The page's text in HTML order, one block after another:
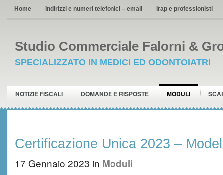
Home Indirizzi e numeri telefonici – email Irap e professionisti
Studio Commerciale Falorni &
SPECIALIZZATO IN MEDICI ED ODONTOIATRI
NOTIZIE FISCALI DOMANDE E RISPOSTE MODULI
Certificazione Unica 2023 –
17 Gennaio 2023 in Moduli